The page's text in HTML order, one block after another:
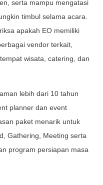
serta mampu mengatasi
timbul selama acara.
apakah EO memiliki
vendor terkait,
wisata, catering, dan
lebih dari 10 tahun
planner dan event
paket menarik untuk
Gathering, Meeting serta
program persiapan masa